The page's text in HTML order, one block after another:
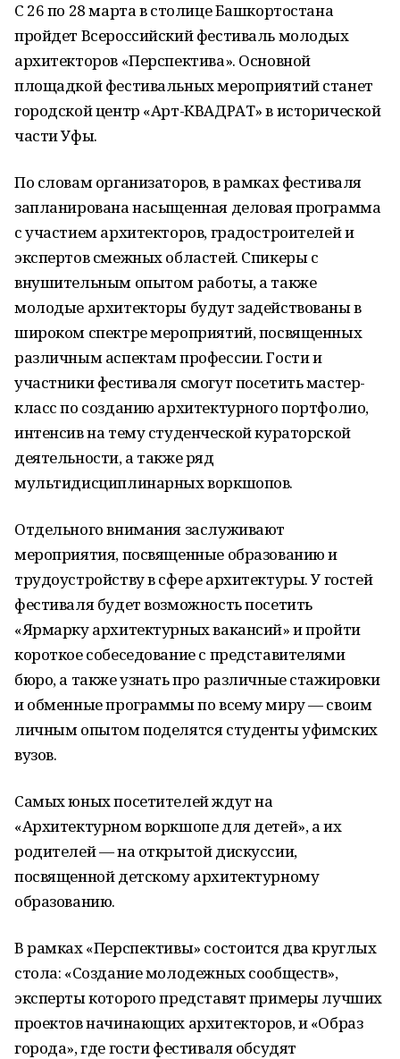
С 26 по 28 марта в столице Башкортостана
пройдет Всероссийский фестиваль молодых
архитекторов «Перспектива». Основной
площадкой фестивальных мероприятий станет
городской центр «Арт-КВАДРАТ» в исторической
части Уфы.
По словам организаторов, в рамках фестиваля
запланирована насыщенная деловая программа
с участием архитекторов, градостроителей и
экспертов смежных областей. Спикеры с
внушительным опытом работы, а также
молодые архитекторы будут задействованы в
широком спектре мероприятий, посвященных
различным аспектам профессии. Гости и
участники фестиваля смогут посетить мастер-
класс по созданию архитектурного портфолио,
интенсив на тему студенческой кураторской
деятельности, а также ряд
мультидисциплинарных воркшопов.
Отдельного внимания заслуживают
мероприятия, посвященные образованию и
трудоустройству в сфере архитектуры. У гостей
фестиваля будет возможность посетить
«Ярмарку архитектурных вакансий» и пройти
короткое собеседование с представителями
бюро, а также узнать про различные стажировки
и обменные программы по всему миру — своим
личным опытом поделятся студенты уфимских
вузов.
Самых юных посетителей ждут на
«Архитектурном воркшопе для детей», а их
родителей — на открытой дискуссии,
посвященной детскому архитектурному
образованию.
В рамках «Перспективы» состоится два круглых
стола: «Создание молодежных сообществ»,
эксперты которого представят примеры лучших
проектов начинающих архитекторов, и «Образ
города», где гости фестиваля обсудят